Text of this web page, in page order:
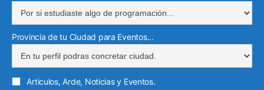
Provincia de tu Ciudad para Eventos...
Articulos, Arde, Noticias y Eventos.